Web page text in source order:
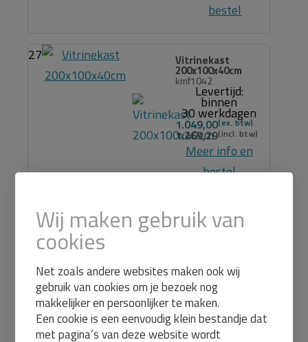
Wij maken gebruik van
cookies
Net zoals andere websites maken ook wij
gebruik van cookies om je bezoek nog
makkelijker en persoonlijker te maken.
Een cookie is een eenvoudig klein bestandje dat
met pagina’s van deze website wordt
bestel
27 Vitrinekast
200x100x40cm
kmf1042
Levertijd:
binnen
30 werkdagen
1.049,00
1.269,29
Meer info en
bestel
27 Vitrine met
onderkast
Levertijd:
binnen
30 werkdagen
1.395,00
1.687,95
Meer info en